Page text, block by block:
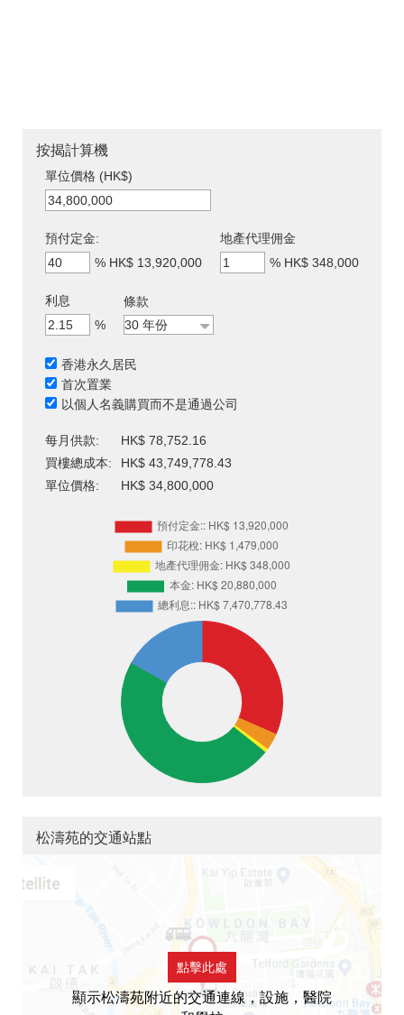
按揭計算機
單位價格 (HK$)
預付定金:
% HK$ 13,920,000
地產代理佣金
% HK$ 348,000
利息
%
條款
香港永久居民
首次置業
以個人名義購買而不是通過公司
每月供款:
HK$ 78,752.16
買樓總成本:
HK$ 43,749,778.43
單位價格:
HK$ 34,800,000
松濤苑的交通站點
點擊此處
顯示松濤苑附近的交通連線，設施，醫院